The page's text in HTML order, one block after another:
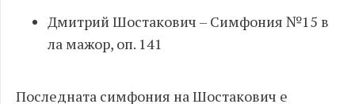
Дмитрий Шостакович – Симфония №15 в
ла мажор, оп. 141
Последната симфония на Шостакович е